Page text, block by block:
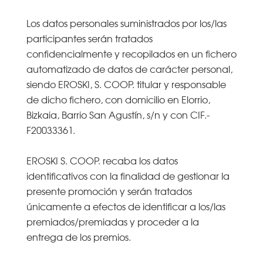
Los datos personales suministrados por los/las
participantes serán tratados
confidencialmente y recopilados en un fichero
automatizado de datos de carácter personal,
siendo EROSKI, S. COOP. titular y responsable
de dicho fichero, con domicilio en Elorrio,
Bizkaia, Barrio San Agustín, s/n y con CIF.-
F20033361.
EROSKI S. COOP. recaba los datos
identificativos con la finalidad de gestionar la
presente promoción y serán tratados
únicamente a efectos de identificar a los/las
premiados/premiadas y proceder a la
entrega de los premios.